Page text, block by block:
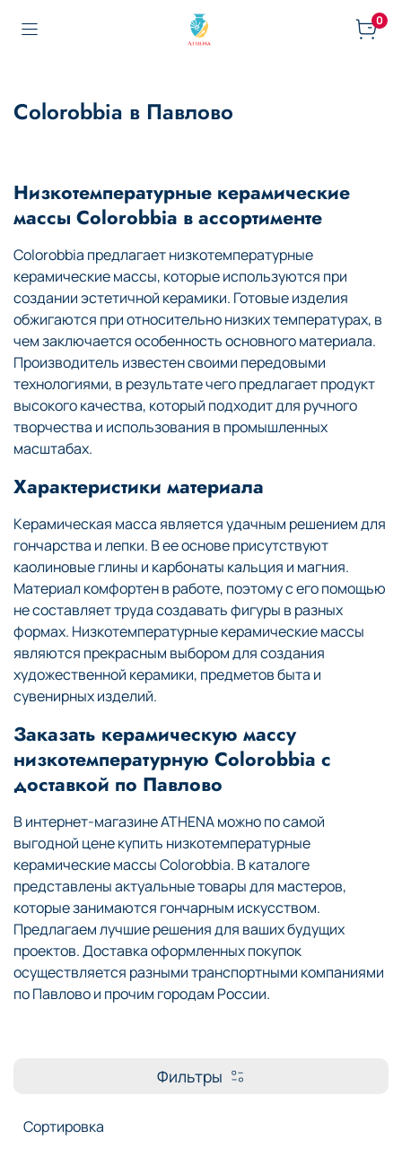
0
Colorobbia в Павлово
Низкотемпературные керамические
массы Colorobbia в ассортименте
Colorobbia предлагает низкотемпературные
керамические массы, которые используются при
создании эстетичной керамики. Готовые изделия
обжигаются при относительно низких температурах, в
чем заключается особенность основного материала.
Производитель известен своими передовыми
технологиями, в результате чего предлагает продукт
высокого качества, который подходит для ручного
творчества и использования в промышленных
масштабах.
Характеристики материала
Керамическая масса является удачным решением для
гончарства и лепки. В ее основе присутствуют
каолиновые глины и карбонаты кальция и магния.
Материал комфортен в работе, поэтому с его помощью
не составляет труда создавать фигуры в разных
формах. Низкотемпературные керамические массы
являются прекрасным выбором для создания
художественной керамики, предметов быта и
сувенирных изделий.
Заказать керамическую массу
низкотемпературную Colorobbia с
доставкой по Павлово
В интернет-магазине ATHENA можно по самой
выгодной цене купить низкотемпературные
керамические массы Colorobbia. В каталоге
представлены актуальные товары для мастеров,
которые занимаются гончарным искусством.
Предлагаем лучшие решения для ваших будущих
проектов. Доставка оформленных покупок
осуществляется разными транспортными компаниями
по Павлово и прочим городам России.
Фильтры